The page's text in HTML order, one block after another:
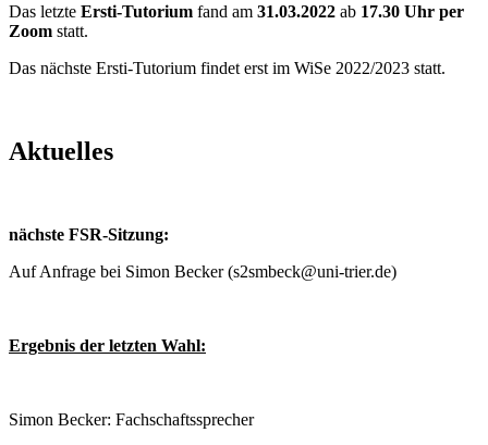
Das letzte Ersti-Tutorium fand am 31.03.2022 ab 17.30 Uhr per
Zoom statt.
Das nächste Ersti-Tutorium findet erst im WiSe 2022/2023 statt.
Aktuelles
nächste FSR-Sitzung:
Auf Anfrage bei Simon Becker (s2smbeck@uni-trier.de)
Ergebnis der letzten Wahl:
Simon Becker: Fachschaftssprecher